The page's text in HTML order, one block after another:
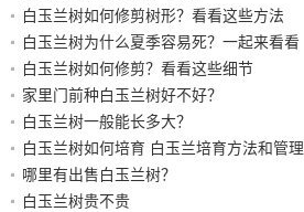
白玉兰树如何修剪树形？看看这些方法
白玉兰树为什么夏季容易死？一起来看看
白玉兰树如何修剪？看看这些细节
家里门前种白玉兰树好不好？
白玉兰树一般能长多大？
白玉兰树如何培育 白玉兰培育方法和管理
哪里有出售白玉兰树？
白玉兰树贵不贵